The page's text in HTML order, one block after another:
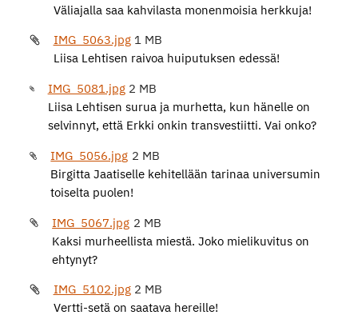
Väliajalla saa kahvilasta monenmoisia herkkuja!
IMG_5063.jpg 1 MB
Liisa Lehtisen raivoa huiputuksen edessä!
IMG_5081.jpg 2 MB
Liisa Lehtisen surua ja murhetta, kun hänelle on
selvinnyt, että Erkki onkin transvestiitti. Vai onko?
IMG_5056.jpg 2 MB
Birgitta Jaatiselle kehitellään tarinaa universumin
toiselta puolen!
IMG_5067.jpg 2 MB
Kaksi murheellista miestä. Joko mielikuvitus on
ehtynyt?
IMG_5102.jpg 2 MB
Vertti-setä on saatava hereille!